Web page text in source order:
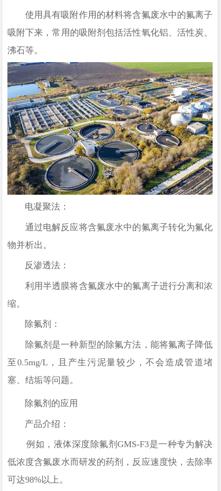
使用具有吸附作用的材料将含氟废水中的氟离子
吸附下来，常用的吸附剂包括活性氧化铝、活性炭、
沸石等。
电凝聚法：
通过电解反应将含氟废水中的氟离子转化为氟化
物并析出。
反渗透法：
利用半透膜将含氟废水中的氟离子进行分离和浓
缩。
除氟剂 ：
除氟剂是一种新型的除氟方法，能将氟离子降低
至0.5mg/L，且产生污泥量较少，不会造成管道堵
塞、结垢等问题。
除氟剂的应用
产品介绍 ：
例如，液体深度除氟剂GMS-F3是一种专为解决
低浓度含氟废水而研发的药剂，反应速度快，去除率
可达98%以上。